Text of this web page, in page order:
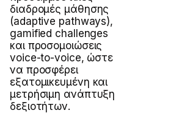
διαδρομές μάθησης
(adaptive pathways),
gamified challenges
και προσομοιώσεις
voice-to-voice, ώστε
να προσφέρει
εξατομικευμένη και
μετρήσιμη ανάπτυξη
δεξιοτήτων.